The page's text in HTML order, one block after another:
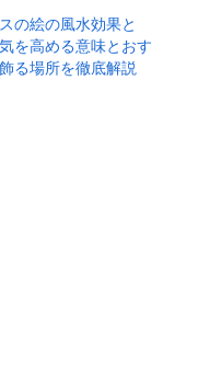
の絵の風水効果と
を高める意味とおす
る場所を徹底解説